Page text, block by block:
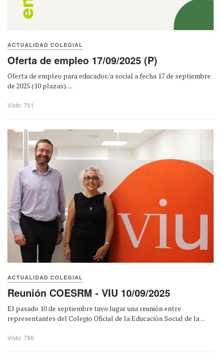
ACTUALIDAD COLEGIAL
Oferta de empleo 17/09/2025 (P)
Oferta de empleo para educador/a social a fecha 17 de septiembre
de 2025 (10 plazas). ...
Visto: 751
ACTUALIDAD COLEGIAL
Reunión COESRM - VIU 10/09/2025
El pasado 10 de septiembre tuvo lugar una reunión entre
representantes del Colegio Oficial de la Educación Social de la ...
Visto: 786